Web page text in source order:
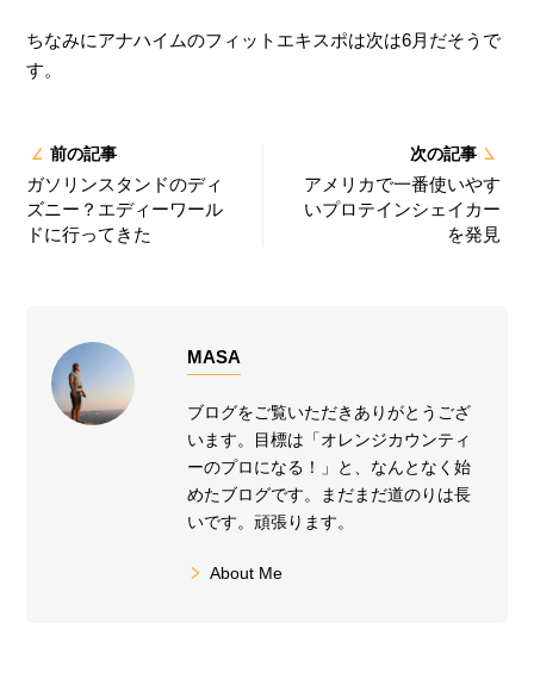
ちなみにアナハイムのフィットエキスポは次は6月だそうで
す。
前の記事
ガソリンスタンドのディ
ズニー？エディーワール
ドに行ってきた
次の記事
アメリカで一番使いやす
いプロテインシェイカー
を発見
MASA
ブログをご覧いただきありがとうござ
います。目標は「オレンジカウンティ
ーのプロになる！」と、なんとなく始
めたブログです。まだまだ道のりは長
いです。頑張ります。
About Me